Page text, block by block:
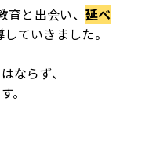
育と出会い、延べ
ていきました。
ならず、
。